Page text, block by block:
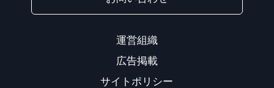
運営組織
広告掲載
サイトポリシー